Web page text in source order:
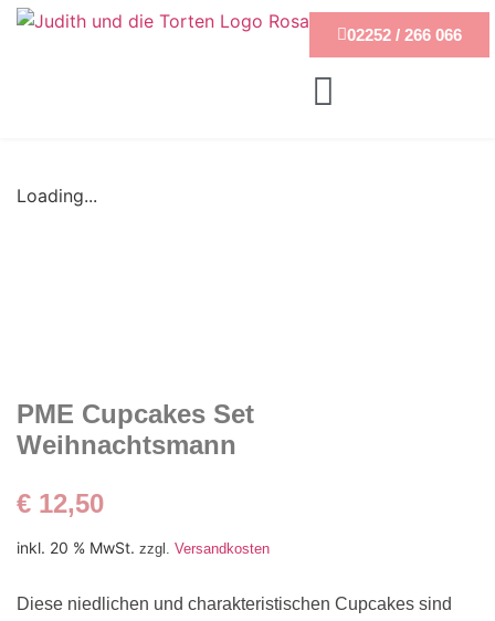
02252 / 266 066
Loading...
PME Cupcakes Set
Weihnachtsmann
€ 12,50
inkl. 20 % MwSt. zzgl. Versandkosten
Diese niedlichen und charakteristischen Cupcakes sind